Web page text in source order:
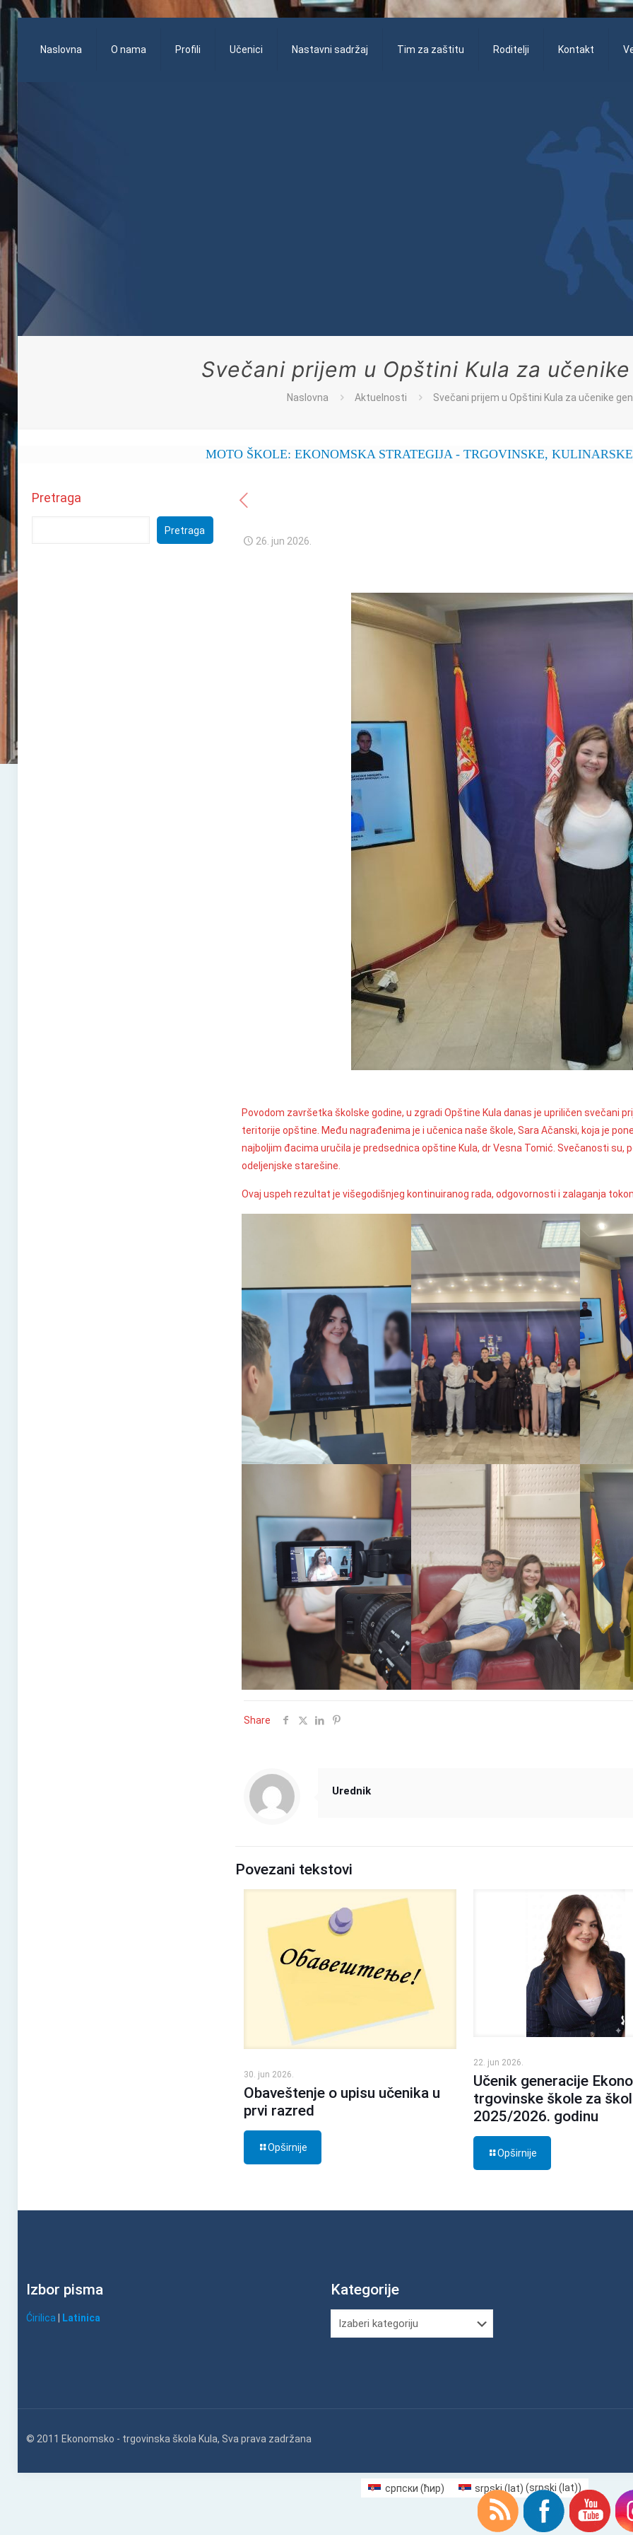
Naslovna O nama Profili Učenici Nastavni sadržaj Tim za zaštitu Roditelji Kontakt
Svečani prijem u Opštini Kula za
Naslovna Aktuelnosti Svečani prijem u Opštini Kula za učenike
MOTO ŠKOLE: EKONOMSKA STRATEGIJA - TRGOVINSKE, KULINARSKE,
26. jun 2026.
Povodom završetka školske godine, u zgradi Opštine Kula danas je upriličen svečani
teritorije opštine. Među nagrađenima je i učenica naše škole, Sara Ačanski, koja je
najboljim đacima uručila je predsednica opštine Kula, dr Vesna Tomić. Svečanosti
odeljenjske starešine.
Ovaj uspeh rezultat je višegodišnjeg kontinuiranog rada, odgovornosti i zalaganja
Share
Urednik
Povezani tekstovi
30. jun 2026.
Obaveštenje o upisu učenika u
prvi razred
Opširnije
22. jun 2026.
Učenik generacije
trgovinske škole za
2025/2026. godinu
Opširnije
Pretraga
Pretraga
Izbor pisma
Ćirilica Latinica
Kategorije
Kategorije
© 2011 Ekonomsko - trgovinska škola Kula, Sva prava zadržana
српски (ћир) srpski (lat) (srpski (lat))